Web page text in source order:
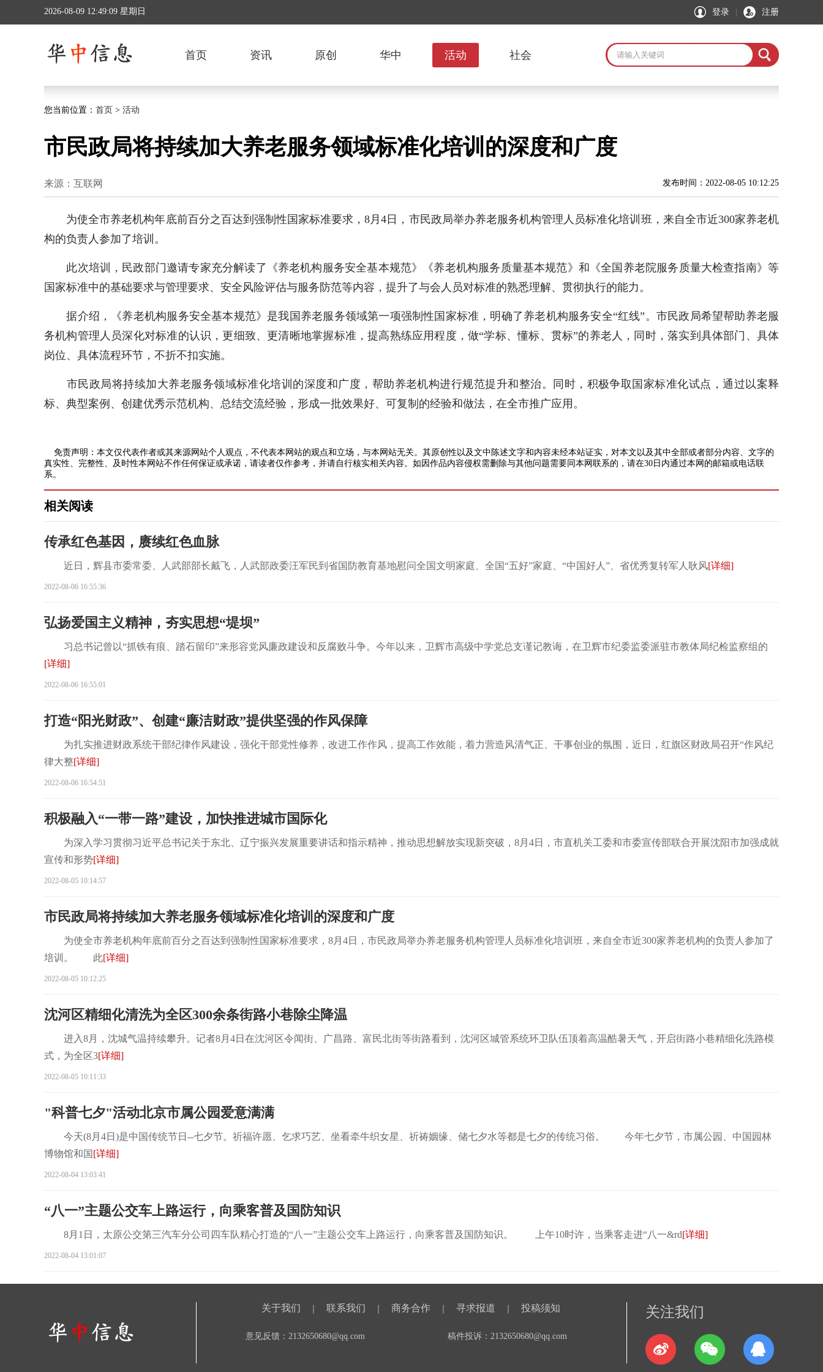
2026-08-09 12:49:10 星期日 登录 注册
首页 资讯 原创 华中 活动 社会
您当前位置： 首页 > 活动
市民政局将持续加大养老服务领域标准化培训的深度和广度
来源：互联网 发布时间：2022-08-05 10:12:25
为使全市养老机构年底前百分之百达到强制性国家标准要求，8月4日，市民政局举办养老服务机构管理人员标准化培训班，来自全市近300家养老机
构的负责人参加了培训。
此次培训，民政部门邀请专家充分解读了《养老机构服务安全基本规范》《养老机构服务质量基本规范》和《全国养老院服务质量大检查指南》等
国家标准中的基础要求与管理要求、安全风险评估与服务防范等内容，提升了与会人员对标准的熟悉理解、贯彻执行的能力。
据介绍，《养老机构服务安全基本规范》是我国养老服务领域第一项强制性国家标准，明确了养老机构服务安全“红线”。市民政局希望帮助养老服
务机构管理人员深化对标准的认识，更细致、更清晰地掌握标准，提高熟练应用程度，做“学标、懂标、贯标”的养老人，同时，落实到具体部门、具体
岗位、具体流程环节，不折不扣实施。
市民政局将持续加大养老服务领域标准化培训的深度和广度，帮助养老机构进行规范提升和整治。同时，积极争取国家标准化试点，通过以案释
标、典型案例、创建优秀示范机构、总结交流经验，形成一批效果好、可复制的经验和做法，在全市推广应用。
免责声明：本文仅代表作者或其来源网站个人观点，不代表本网站的观点和立场，与本网站无关。其原创性以及文中陈述文字和内容未经本站证实，对本文以及其中全部或者部分内容、文字的
真实性、完整性、及时性本网站不作任何保证或承诺，请读者仅作参考，并请自行核实相关内容。如因作品内容侵权需删除与其他问题需要同本网联系的，请在30日内通过本网的邮箱或电话联
系。
相关阅读
传承红色基因，赓续红色血脉
近日，辉县市委常委、人武部部长戴飞，人武部政委汪军民到省国防教育基地慰问全国文明家庭、全国“五好”家庭、“中国好人”、省优秀复转军人耿风[详细]
2022-08-06 16:55:36
弘扬爱国主义精神，夯实思想“堤坝”
习总书记曾以“抓铁有痕、踏石留印”来形容党风廉政建设和反腐败斗争。今年以来，卫辉市高级中学党总支谨记教诲，在卫辉市纪委监委派驻市教体局纪检监察组的
[详细]
2022-08-06 16:55:01
打造“阳光财政”、创建“廉洁财政”提供坚强的作风保障
为扎实推进财政系统干部纪律作风建设，强化干部党性修养，改进工作作风，提高工作效能，着力营造风清气正、干事创业的氛围，近日，红旗区财政局召开“作风纪
律大整[详细]
2022-08-06 16:54:51
积极融入“一带一路”建设，加快推进城市国际化
为深入学习贯彻习近平总书记关于东北、辽宁振兴发展重要讲话和指示精神，推动思想解放实现新突破，8月4日，市直机关工委和市委宣传部联合开展沈阳市加强成就
宣传和形势[详细]
2022-08-05 10:14:57
市民政局将持续加大养老服务领域标准化培训的深度和广度
为使全市养老机构年底前百分之百达到强制性国家标准要求，8月4日，市民政局举办养老服务机构管理人员标准化培训班，来自全市近300家养老机构的负责人参加了
培训。 此[详细]
2022-08-05 10:12:25
沈河区精细化清洗为全区300余条街路小巷除尘降温
进入8月，沈城气温持续攀升。记者8月4日在沈河区令闻街、广昌路、富民北街等街路看到，沈河区城管系统环卫队伍顶着高温酷暑天气，开启街路小巷精细化洗路模
式，为全区3[详细]
2022-08-05 10:11:33
"科普七夕"活动北京市属公园爱意满满
今天(8月4日)是中国传统节日--七夕节。祈福许愿、乞求巧艺、坐看牵牛织女星、祈祷姻缘、储七夕水等都是七夕的传统习俗。 今年七夕节，市属公园、中国园林
博物馆和国 [详细]
2022-08-04 13:03:41
“八一”主题公交车上路运行，向乘客普及国防知识
8月1日，太原公交第三汽车分公司四车队精心打造的“八一”主题公交车上路运行，向乘客普及国防知识。 上午10时许，当乘客走进“八一&rd[详细]
2022-08-04 13:01:07
关于我们 联系我们 商务合作 寻求报道 投稿须知
意见反馈：2132650680@qq.com 稿件投诉：2132650680@qq.com
关注我们